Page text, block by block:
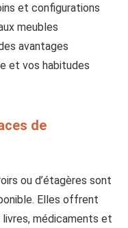
et configurations
meubles
avantages
et vos habitudes
de
ou d’étagères sont
Elles offrent
livres, médicaments et